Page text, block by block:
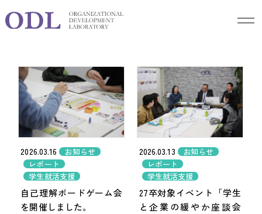
Blog ブログ
2026.03.16 お知らせ
レポート
学生就活支援
自己理解ボードゲーム会
を開催しました。
2026.03.13
お知らせ
レポート
学生就活支援
27卒対象イベント「学生
と企業の緩やか座談会